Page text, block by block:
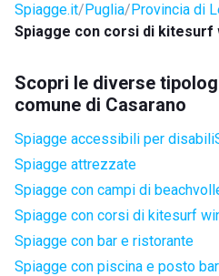
Spiagge.it Puglia Provincia di
Spiagge con corsi di kitesurf
Scopri le diverse
comune di Casarano
Spiagge accessibili per disabili
Spiagge attrezzate
Spiagge con campi di
Spiagge con corsi di kitesurf
Spiagge con bar e ristorante
Spiagge con piscina e posto